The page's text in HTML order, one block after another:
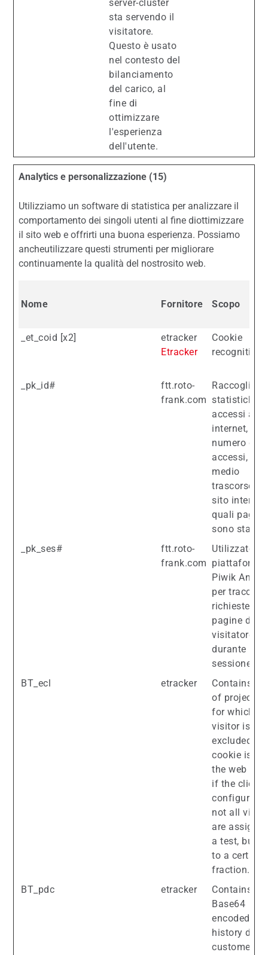
server-cluster
sta servendo il
visitatore.
Questo è usato
nel contesto del
bilanciamento
del carico, al
fine di
ottimizzare
l'esperienza
dell'utente.
Analytics e personalizzazione (15)
Utilizziamo un software di statistica per analizzare il
comportamento dei singoli utenti al fine diottimizzare
il sito web e offrirti una buona esperienza. Possiamo
ancheutilizzare questi strumenti per migliorare
continuamente la qualità del nostrosito web.
Nome Fornitore Scopo
_et_coid [x2]
etracker
Etracker
Cookie
recognition
_pk_id#
ftt.roto-
frank.com
Raccoglie
statistiche
accessi al
internet,
numero di
accessi,
medio
trascorso
sito internet
quali pagine
sono state
_pk_ses#
ftt.roto-
frank.com
Utilizzato
piattaforma
Piwik
per
richieste di
pagine del
visitatore
durante la
sessione.
BT_ecl
etracker
Contains a
of project
for which
visitor is
excluded.
cookie is
the web
if the client
configured
not all
are
a test, but
to a certain
fraction.
BT_pdc
etracker
Contains
Base64
encoded
history data
customer,